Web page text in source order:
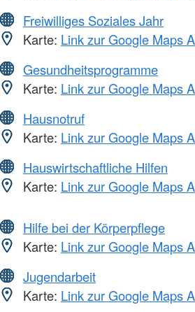
Freiwilliges Soziales Jahr
Karte: Link zur Google Maps
Gesundheitsprogramme
Karte: Link zur Google Maps
Hausnotruf
Karte: Link zur Google Maps
Hauswirtschaftliche Hilfen
Karte: Link zur Google Maps
Hilfe bei der Körperpflege
Karte: Link zur Google Maps
Jugendarbeit
Karte: Link zur Google Maps